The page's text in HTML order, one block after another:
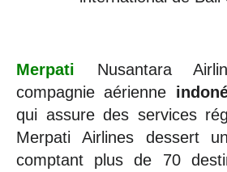
Merpati Nusantara
compagnie aérienne
qui assure des services
Merpati Airlines dessert
comptant plus de 70